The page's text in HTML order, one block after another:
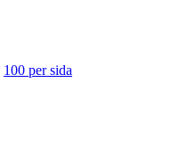
100 per sida